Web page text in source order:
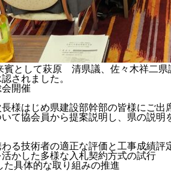
して萩原 清県議、佐々木祥二県議
されました。
様はじめ県建設部幹部の皆様にご出
て協会員から提案説明し、県の説
る技術者の適正な評価と工事成績評
かした多様な入札契約方式の試行
具体的な取り組みの推進